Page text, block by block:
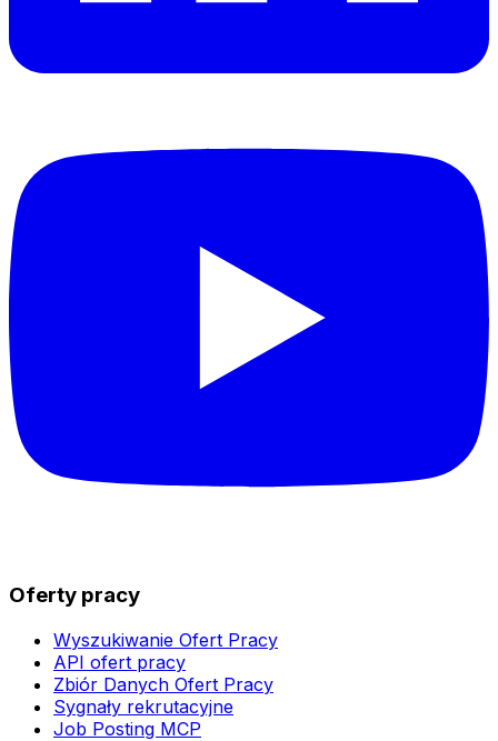
Oferty pracy
Wyszukiwanie Ofert Pracy
API ofert pracy
Zbiór Danych Ofert Pracy
Sygnały rekrutacyjne
Job Posting MCP